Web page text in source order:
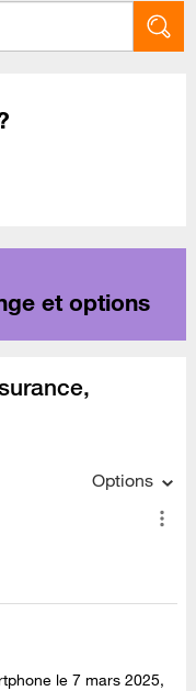
et options
Options
le 7 mars 2025,